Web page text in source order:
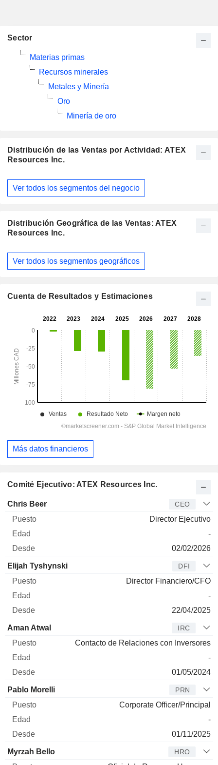
Distribución de las Ventas por Actividad: ATEX
Resources Inc.
Período
fiscal:
Ver todos los segmentos del negocio
Distribución Geográfica de las Ventas: ATEX
Resources Inc.
Período
fiscal:
Ver todos los segmentos geográficos
Comité Ejecutivo: ATEX Resources Inc.
Director Puesto
Chris Beer CEO
Director Ejecutivo
-
02/02/2026
Elijah Tyshynski DFI
Director Financiero/CFO
-
22/04/2025
Aman Atwal IRC
Contacto de Relaciones con Inversores
-
01/05/2024
Pablo Morelli PRN
Corporate Officer/Principal
-
01/11/2025
Myrzah Bello HRO
Sector
Materias primas
Recursos minerales
Metales y Minería
Oro
Minería de oro
Cuenta de Resultados y Estimaciones
Más datos financieros